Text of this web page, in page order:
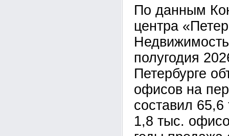
По данным
центра
полугодия
Петербурге
офисов на
составил
1,8 тыс.